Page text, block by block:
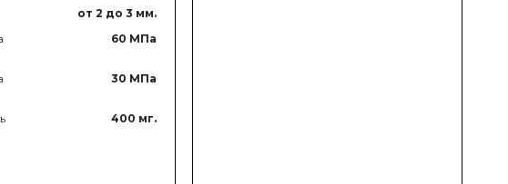
от 2 до 3 мм.
60 МПа
30 МПа
400 мг.